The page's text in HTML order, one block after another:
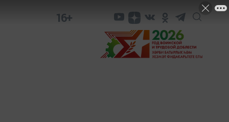
16+